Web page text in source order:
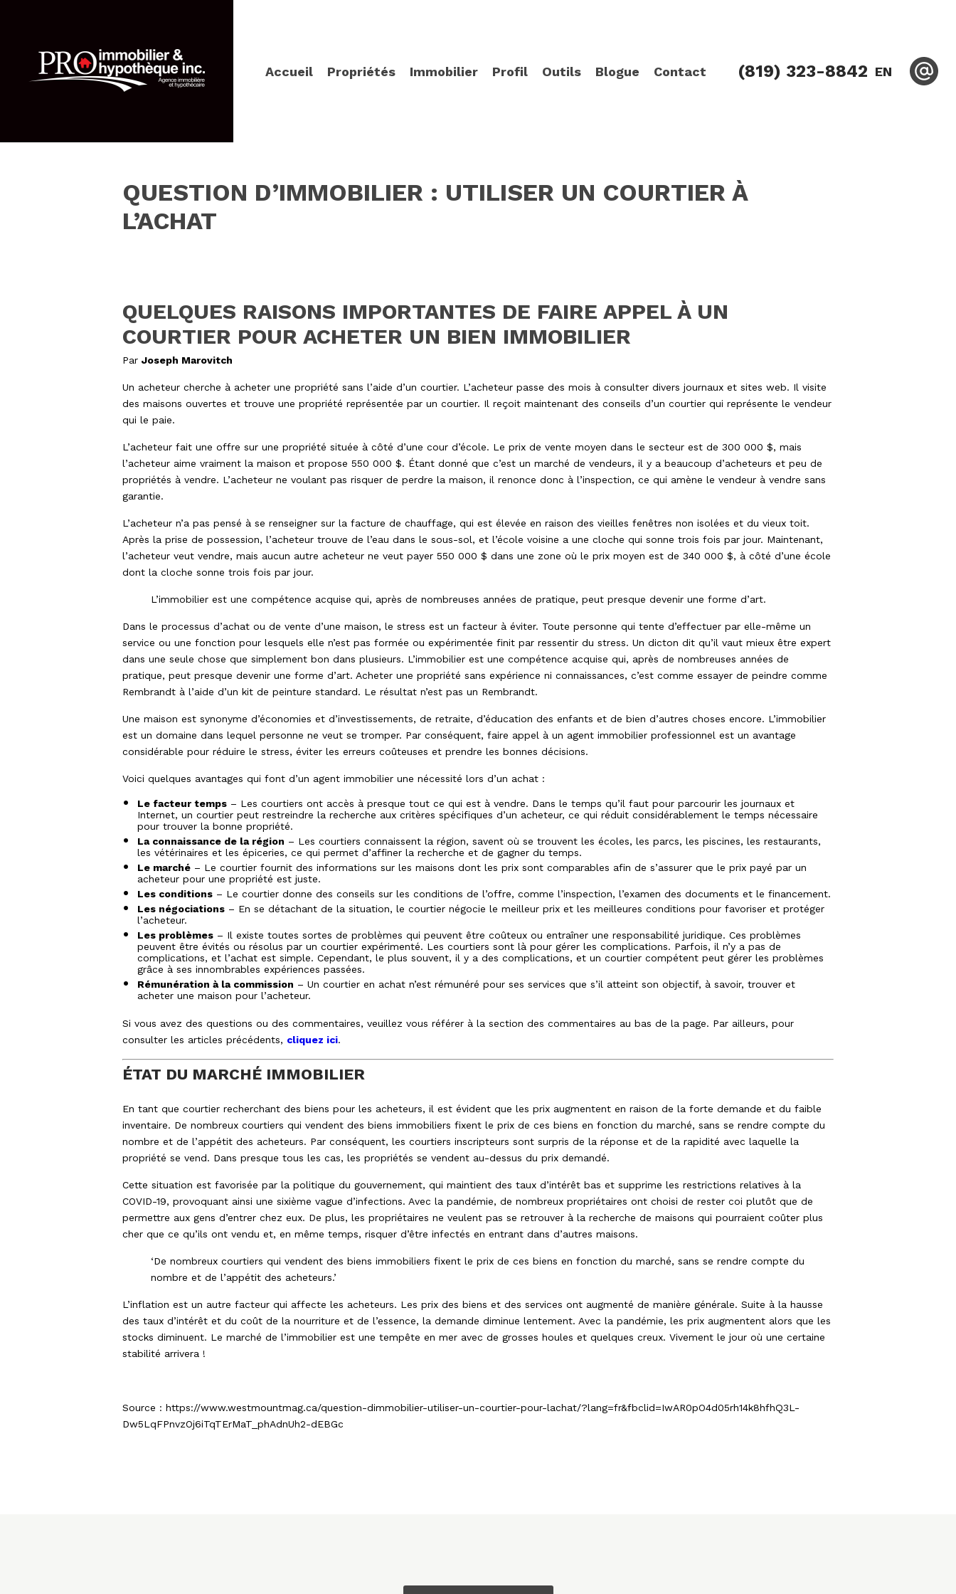
Accueil Propriétés Immobilier Profil Outils Blogue Contact (819) 323-8842 EN
QUESTION D’IMMOBILIER : UTILISER UN COURTIER À
L’ACHAT
QUELQUES RAISONS IMPORTANTES DE FAIRE APPEL À UN
COURTIER POUR ACHETER UN BIEN IMMOBILIER
Par Joseph Marovitch
Un acheteur cherche à acheter une propriété sans l’aide d’un courtier. L’acheteur passe des mois à consulter divers journaux et sites web. Il visite
des maisons ouvertes et trouve une propriété représentée par un courtier. Il reçoit maintenant des conseils d’un courtier qui représente le vendeur
qui le paie.
L’acheteur fait une offre sur une propriété située à côté d’une cour d’école. Le prix de vente moyen dans le secteur est de 300 000 $, mais
l’acheteur aime vraiment la maison et propose 550 000 $. Étant donné que c’est un marché de vendeurs, il y a beaucoup d’acheteurs et peu de
propriétés à vendre. L’acheteur ne voulant pas risquer de perdre la maison, il renonce donc à l’inspection, ce qui amène le vendeur à vendre sans
garantie.
L’acheteur n’a pas pensé à se renseigner sur la facture de chauffage, qui est élevée en raison des vieilles fenêtres non isolées et du vieux toit.
Après la prise de possession, l’acheteur trouve de l’eau dans le sous-sol, et l’école voisine a une cloche qui sonne trois fois par jour. Maintenant,
l’acheteur veut vendre, mais aucun autre acheteur ne veut payer 550 000 $ dans une zone où le prix moyen est de 340 000 $, à côté d’une école
dont la cloche sonne trois fois par jour.
L’immobilier est une compétence acquise qui, après de nombreuses années de pratique, peut presque devenir une forme d’art.
Dans le processus d’achat ou de vente d’une maison, le stress est un facteur à éviter. Toute personne qui tente d’effectuer par elle-même un
service ou une fonction pour lesquels elle n’est pas formée ou expérimentée finit par ressentir du stress. Un dicton dit qu’il vaut mieux être expert
dans une seule chose que simplement bon dans plusieurs. L’immobilier est une compétence acquise qui, après de nombreuses années de
pratique, peut presque devenir une forme d’art. Acheter une propriété sans expérience ni connaissances, c’est comme essayer de peindre comme
Rembrandt à l’aide d’un kit de peinture standard. Le résultat n’est pas un Rembrandt.
Une maison est synonyme d’économies et d’investissements, de retraite, d’éducation des enfants et de bien d’autres choses encore. L’immobilier
est un domaine dans lequel personne ne veut se tromper. Par conséquent, faire appel à un agent immobilier professionnel est un avantage
considérable pour réduire le stress, éviter les erreurs coûteuses et prendre les bonnes décisions.
Voici quelques avantages qui font d’un agent immobilier une nécessité lors d’un achat :
Le facteur temps – Les courtiers ont accès à presque tout ce qui est à vendre. Dans le temps qu’il faut pour parcourir les journaux et
Internet, un courtier peut restreindre la recherche aux critères spécifiques d’un acheteur, ce qui réduit considérablement le temps nécessaire
pour trouver la bonne propriété.
La connaissance de la région – Les courtiers connaissent la région, savent où se trouvent les écoles, les parcs, les piscines, les restaurants,
les vétérinaires et les épiceries, ce qui permet d’affiner la recherche et de gagner du temps.
Le marché – Le courtier fournit des informations sur les maisons dont les prix sont comparables afin de s’assurer que le prix payé par un
acheteur pour une propriété est juste.
Les conditions – Le courtier donne des conseils sur les conditions de l’offre, comme l’inspection, l’examen des documents et le financement.
Les négociations – En se détachant de la situation, le courtier négocie le meilleur prix et les meilleures conditions pour favoriser et protéger
l’acheteur.
Les problèmes – Il existe toutes sortes de problèmes qui peuvent être coûteux ou entraîner une responsabilité juridique. Ces problèmes
peuvent être évités ou résolus par un courtier expérimenté. Les courtiers sont là pour gérer les complications. Parfois, il n’y a pas de
complications, et l’achat est simple. Cependant, le plus souvent, il y a des complications, et un courtier compétent peut gérer les problèmes
grâce à ses innombrables expériences passées.
Rémunération à la commission – Un courtier en achat n’est rémunéré pour ses services que s’il atteint son objectif, à savoir, trouver et
acheter une maison pour l’acheteur.
Si vous avez des questions ou des commentaires, veuillez vous référer à la section des commentaires au bas de la page. Par ailleurs, pour
consulter les articles précédents, cliquez ici.
ÉTAT DU MARCHÉ IMMOBILIER
En tant que courtier recherchant des biens pour les acheteurs, il est évident que les prix augmentent en raison de la forte demande et du faible
inventaire. De nombreux courtiers qui vendent des biens immobiliers fixent le prix de ces biens en fonction du marché, sans se rendre compte du
nombre et de l’appétit des acheteurs. Par conséquent, les courtiers inscripteurs sont surpris de la réponse et de la rapidité avec laquelle la
propriété se vend. Dans presque tous les cas, les propriétés se vendent au-dessus du prix demandé.
Cette situation est favorisée par la politique du gouvernement, qui maintient des taux d’intérêt bas et supprime les restrictions relatives à la
COVID-19, provoquant ainsi une sixième vague d’infections. Avec la pandémie, de nombreux propriétaires ont choisi de rester coi plutôt que de
permettre aux gens d’entrer chez eux. De plus, les propriétaires ne veulent pas se retrouver à la recherche de maisons qui pourraient coûter plus
cher que ce qu’ils ont vendu et, en même temps, risquer d’être infectés en entrant dans d’autres maisons.
‘De nombreux courtiers qui vendent des biens immobiliers fixent le prix de ces biens en fonction du marché, sans se rendre compte du
nombre et de l’appétit des acheteurs.’
L’inflation est un autre facteur qui affecte les acheteurs. Les prix des biens et des services ont augmenté de manière générale. Suite à la hausse
des taux d’intérêt et du coût de la nourriture et de l’essence, la demande diminue lentement. Avec la pandémie, les prix augmentent alors que les
stocks diminuent. Le marché de l’immobilier est une tempête en mer avec de grosses houles et quelques creux. Vivement le jour où une certaine
stabilité arrivera !
Source : https://www.westmountmag.ca/question-dimmobilier-utiliser-un-courtier-pour-lachat/?lang=fr&fbclid=IwAR0pO4d05rh14k8hfhQ3L-
Dw5LqFPnvzOj6iTqTErMaT_phAdnUh2-dEBGc